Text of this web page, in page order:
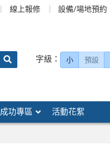
線上報修 設備/場地預約
字級： 小 預設
成功專區 活動花絮